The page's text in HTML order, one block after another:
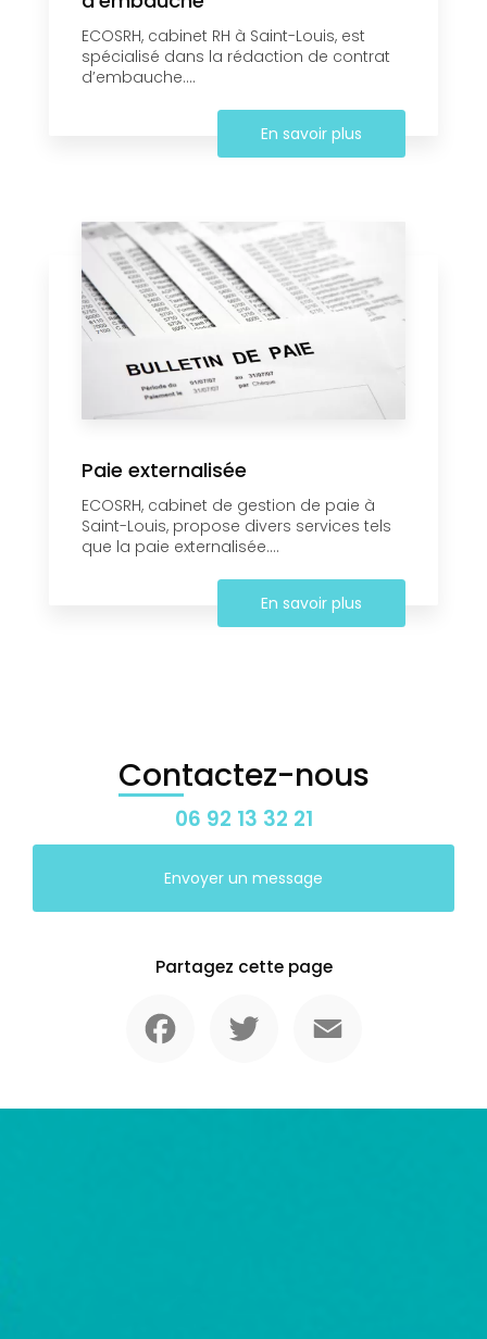
ECOSRH, cabinet RH à Saint-Louis, est
spécialisé dans la rédaction de contrat
d’embauche....
En savoir plus
Paie externalisée
ECOSRH, cabinet de gestion de paie à
Saint-Louis, propose divers services tels
que la paie externalisée....
En savoir plus
Contactez-nous
06 92 13 32 21
Envoyer un message
Partagez cette page